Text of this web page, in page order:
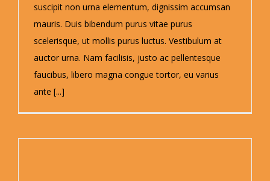
suscipit non urna elementum, dignissim accumsan
mauris. Duis bibendum purus vitae purus
scelerisque, ut mollis purus luctus. Vestibulum at
auctor urna. Nam facilisis, justo ac pellentesque
faucibus, libero magna congue tortor, eu varius
ante [...]